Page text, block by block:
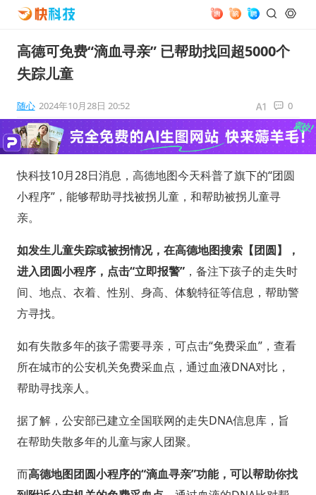
高德可免费“滴血寻亲” 已帮助找回超5000个
失踪儿童
随心 2024年10月28日 20:52 0
快科技10月28日消息，高德地图今天科普了旗下的“团圆
小程序”，能够帮助寻找被拐儿童，和帮助被拐儿童寻
亲。
如发生儿童失踪或被拐情况，在高德地图搜索【团圆】，
进入团圆小程序，点击“立即报警”，备注下孩子的走失时
间、地点、衣着、性别、身高、体貌特征等信息，帮助警
方寻找。
如有失散多年的孩子需要寻亲，可点击“免费采血”，查看
所在城市的公安机关免费采血点，通过血液DNA对比，
帮助寻找亲人。
据了解，公安部已建立全国联网的走失DNA信息库，旨
在帮助失散多年的儿童与家人团聚。
而高德地图团圆小程序的“滴血寻亲”功能，可以帮助你找